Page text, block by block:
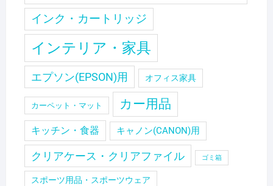
インク・カートリッジ
インテリア・家具
エプソン(EPSON)用 オフィス家具
カーペット・マット カー用品
キッチン・食器 キャノン(CANON)用
クリアケース・クリアファイル ゴミ箱
スポーツ用品・スポーツウェア